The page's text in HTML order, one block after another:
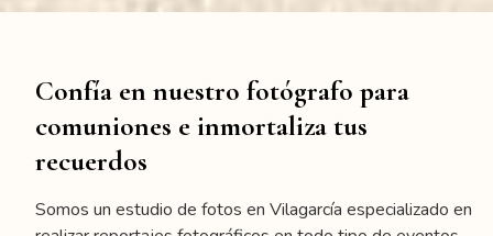
Confía en nuestro fotógrafo para
comuniones e inmortaliza tus
recuerdos
Somos un estudio de fotos en Vilagarcía especializado en